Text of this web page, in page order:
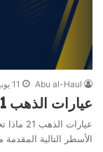
Abu al-Haul 11 يونيو، 2025
عيارات الذهب 21
عيارات
الأسطر التالية